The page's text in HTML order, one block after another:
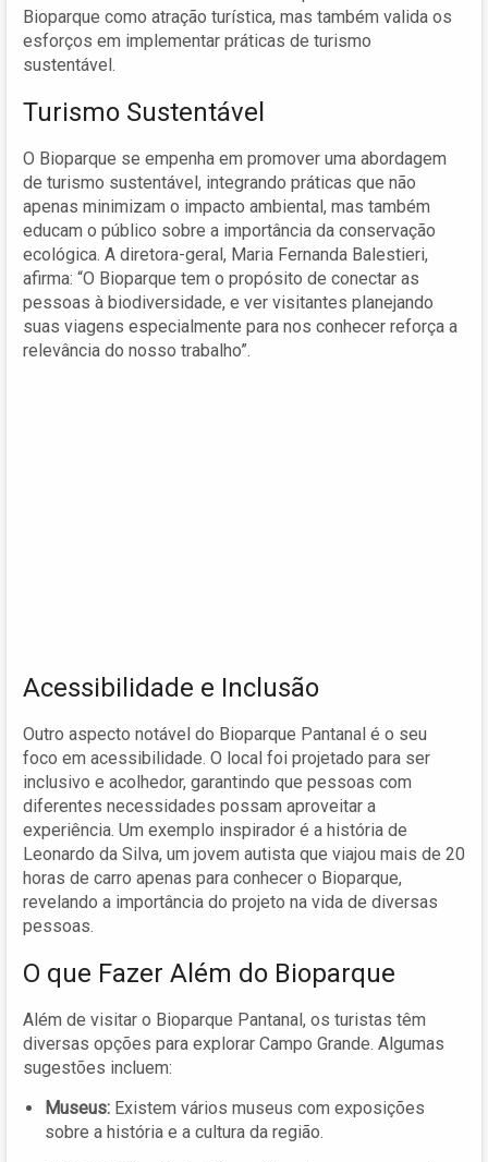
Bioparque como atração turística, mas também valida os
esforços em implementar práticas de turismo
sustentável.
Turismo Sustentável
O Bioparque se empenha em promover uma abordagem
de turismo sustentável, integrando práticas que não
apenas minimizam o impacto ambiental, mas também
educam o público sobre a importância da conservação
ecológica. A diretora-geral, Maria Fernanda Balestieri,
afirma: “O Bioparque tem o propósito de conectar as
pessoas à biodiversidade, e ver visitantes planejando
suas viagens especialmente para nos conhecer reforça a
relevância do nosso trabalho”.
Acessibilidade e Inclusão
Outro aspecto notável do Bioparque Pantanal é o seu
foco em acessibilidade. O local foi projetado para ser
inclusivo e acolhedor, garantindo que pessoas com
diferentes necessidades possam aproveitar a
experiência. Um exemplo inspirador é a história de
Leonardo da Silva, um jovem autista que viajou mais de 20
horas de carro apenas para conhecer o Bioparque,
revelando a importância do projeto na vida de diversas
pessoas.
O que Fazer Além do Bioparque
Além de visitar o Bioparque Pantanal, os turistas têm
diversas opções para explorar Campo Grande. Algumas
sugestões incluem:
Museus: Existem vários museus com exposições
sobre a história e a cultura da região.